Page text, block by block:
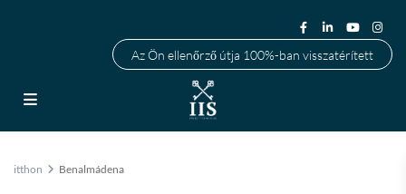
Az Ön ellenőrző útja 100%-ban visszatérített
itthon Benalmádena